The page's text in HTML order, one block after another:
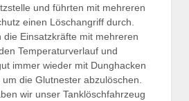
und führten mit mehreren
einen Löschangriff durch.
die Einsatzkräfte mit mehreren
Temperaturverlauf und
immer wieder mit Dunghacken
die Glutnester abzulöschen.
wir unser Tanklöschfahrzeug